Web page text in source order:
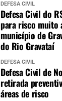
DEFESA CIVIL
Defesa Civil do
para risco muito
município de
do Rio Gravataí
DEFESA CIVIL
Defesa Civil de
retirada
áreas de risco